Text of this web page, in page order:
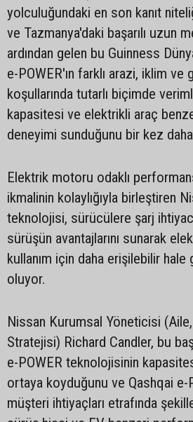
yolculuğundaki en son kanıt
ve Tazmanya'daki başarılı uzun
ardından gelen bu Guinness
e-POWER'ın farklı arazi, iklim
koşullarında tutarlı biçimde
kapasitesi ve elektrikli araç
deneyimi sunduğunu bir kez
Elektrik motoru odaklı
ikmalinin kolaylığıyla birleştiren
teknolojisi, sürücülere şarj
sürüşün avantajlarını sunarak
kullanım için daha erişilebilir hale
oluyor.
Nissan Kurumsal Yöneticisi
Stratejisi) Richard Candler, bu
e-POWER teknolojisinin
ortaya koyduğunu ve Qashqai e-
müşteri ihtiyaçları etrafında